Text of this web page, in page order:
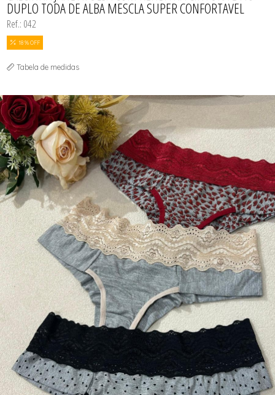
DUPLO TODA DE ALBA MESCLA SUPER CONFORTAVEL
Ref.: 042
18 % OFF
Tabela de medidas